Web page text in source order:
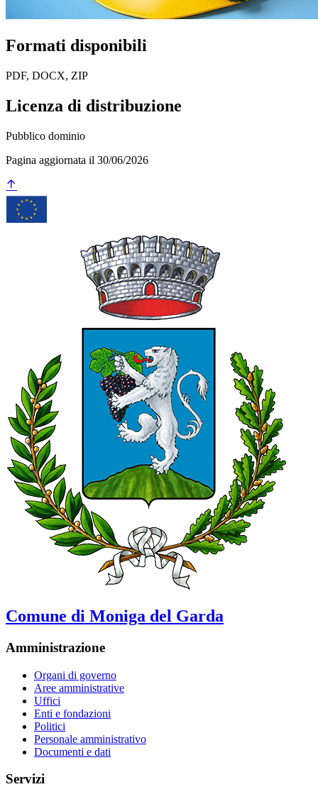
Formati disponibili
PDF, DOCX, ZIP
Licenza di distribuzione
Pubblico dominio
Pagina aggiornata il 30/06/2026
Comune di Moniga del Garda
Amministrazione
Organi di governo
Aree amministrative
Uffici
Enti e fondazioni
Politici
Personale amministrativo
Documenti e dati
Servizi